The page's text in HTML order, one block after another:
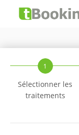
1
Sélectionner les
traitements